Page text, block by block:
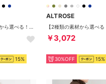
15%
ALTROSE
￥3,072
30%OFF 15%